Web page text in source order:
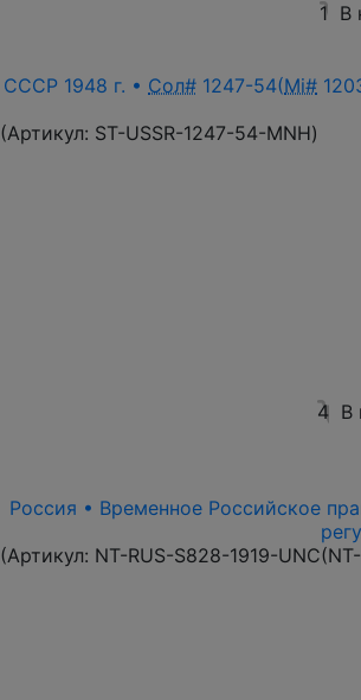
1 В
СССР 1948 г. • Сол# 1247-54(Mi#
(Артикул: ST-USSR-1247-54-MNH)
4 В
Россия • Временное Российское
(Артикул: NT-RUS-S828-1919-